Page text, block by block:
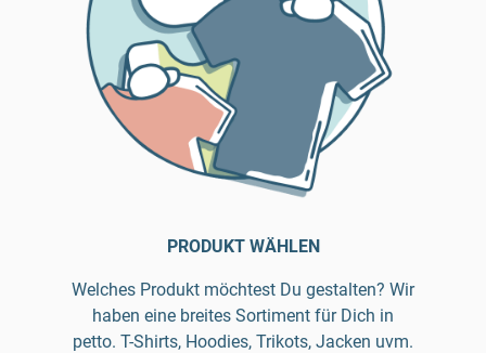
PRODUKT WÄHLEN
Welches Produkt möchtest Du gestalten? Wir
haben eine breites Sortiment für Dich in
petto. T-Shirts, Hoodies, Trikots, Jacken uvm.